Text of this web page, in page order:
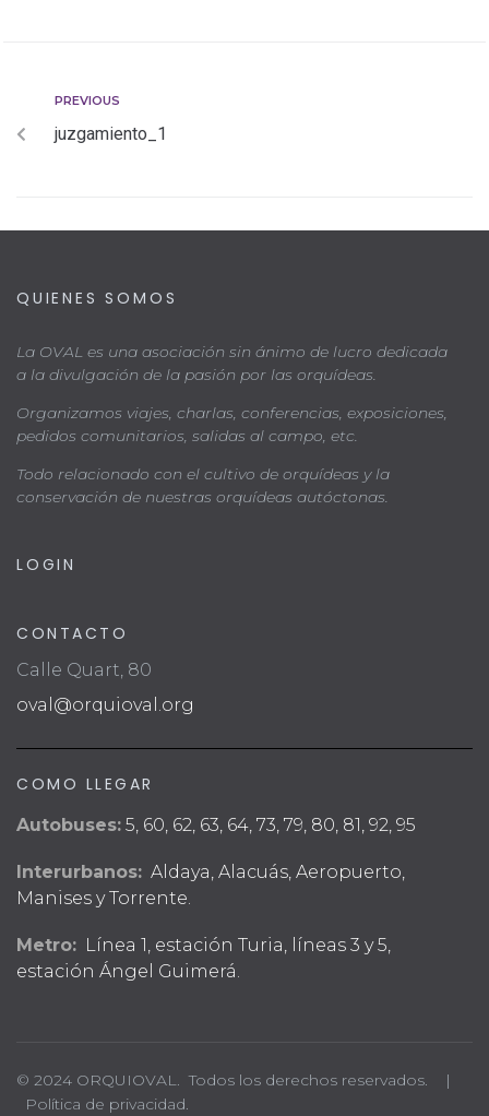
PREVIOUS
juzgamiento_1
QUIENES SOMOS
La OVAL es una asociación sin ánimo de lucro dedicada
a la divulgación de la pasión por las orquídeas.
Organizamos viajes, charlas, conferencias, exposiciones,
pedidos comunitarios, salidas al campo, etc.
Todo relacionado con el cultivo de orquídeas y la
conservación de nuestras orquídeas autóctonas.
LOGIN
CONTACTO
Calle Quart, 80
oval@orquioval.org
COMO LLEGAR
Autobuses: 5, 60, 62, 63, 64, 73, 79, 80, 81, 92, 95
Interurbanos: Aldaya, Alacuás, Aeropuerto,
Manises y Torrente.
Metro: Línea 1, estación Turia, líneas 3 y 5,
estación Ángel Guimerá.
© 2024 ORQUIOVAL. Todos los derechos reservados. |
Política de privacidad.